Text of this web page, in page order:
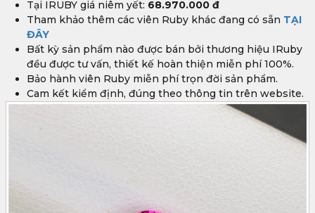
Tại IRUBY giá niêm yết: 68.970.000 đ
Tham khảo thêm các viên Ruby khác đang có sẵn TẠI
ĐÂY
Bất kỳ sản phẩm nào được bán bởi thương hiệu IRuby
đều được tư vấn, thiết kế hoàn thiện miễn phí 100%.
Bảo hành viên Ruby miễn phí trọn đời sản phẩm.
Cam kết kiểm định, đúng theo thông tin trên website.